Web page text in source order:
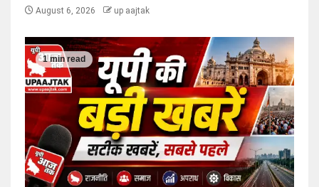
August 6, 2026 up aajtak
1 min read